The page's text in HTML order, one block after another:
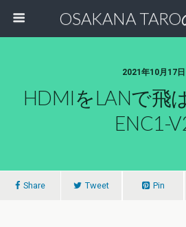
OSAKANA
2021年10月17日
HDMIをLANで飛
ENC1-
Share Tweet Pin